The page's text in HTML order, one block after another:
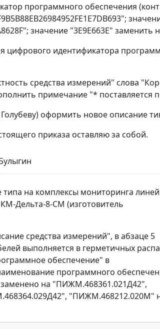
программного обеспечения
значение "3Е9Е663Е" заменить
цифрового идентификатора
средства измерений" слова
примечание "* поставляется
оформить новое описание
приказа оставляю за собой.
типа на комплексы мониторинга
Дельта-8-СМ (изготовитель
средства измерений", в абзаце 5
выполняется в герметичных
обеспечение" в
программного
на "ПИЖМ.468361.021Д42",
"ПИЖМ.468212.020М"